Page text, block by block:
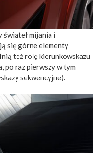
świateł mijania i
się górne elementy
też rolę kierunkowskazu
po raz pierwszy w tym
sekwencyjne).